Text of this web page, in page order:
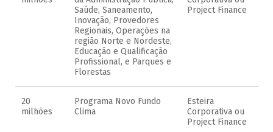
Saúde, Saneamento,
Inovação, Provedores
Regionais, Operações na
região Norte e Nordeste,
Educação e Qualificação
Profissional, e Parques e
Florestas
Project Finance
20
milhões
Programa Novo Fundo
Clima
Esteira
Corporativa ou
Project Finance